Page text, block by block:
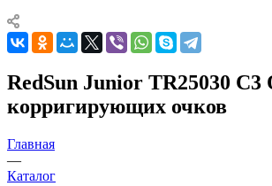
RedSun Junior TR25030 C3
корригирующих очков
Главная
—
Каталог